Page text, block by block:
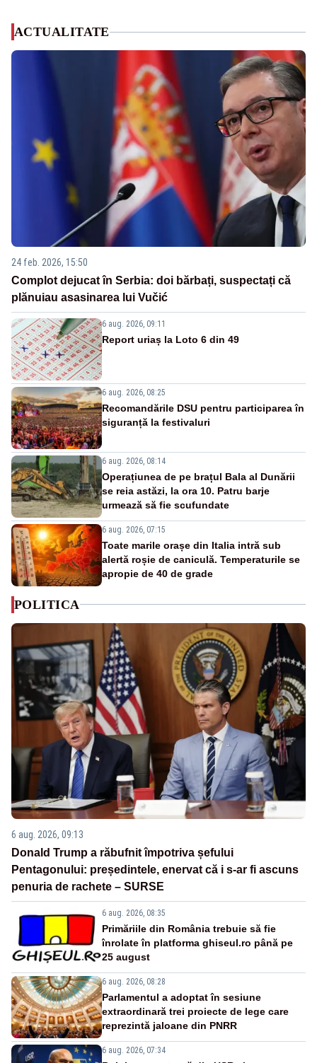
ACTUALITATE
24 feb. 2026, 15:50
Complot dejucat în Serbia: doi bărbați, suspectați că
plănuiau asasinarea lui Vučić
6 aug. 2026, 09:11
Report uriaș la Loto 6 din 49
6 aug. 2026, 08:25
Recomandările DSU pentru participarea în
siguranță la festivaluri
6 aug. 2026, 08:14
Operațiunea de pe brațul Bala al Dunării
se reia astăzi, la ora 10. Patru barje
urmează să fie scufundate
6 aug. 2026, 07:15
Toate marile orașe din Italia intră sub
alertă roșie de caniculă. Temperaturile se
apropie de 40 de grade
POLITICA
6 aug. 2026, 09:13
Donald Trump a răbufnit împotriva șefului
Pentagonului: președintele, enervat că i s-ar fi ascuns
penuria de rachete – SURSE
6 aug. 2026, 08:35
Primăriile din România trebuie să fie
înrolate în platforma ghiseul.ro până pe
25 august
6 aug. 2026, 08:28
Parlamentul a adoptat în sesiune
extraordinară trei proiecte de lege care
reprezintă jaloane din PNRR
6 aug. 2026, 07:34